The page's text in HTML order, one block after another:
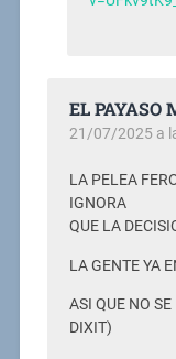
EL PAYASO
21/07/2025 a
LA PELEA
IGNORA
QUE LA
LA GENTE YA
ASI QUE NO
DIXIT)